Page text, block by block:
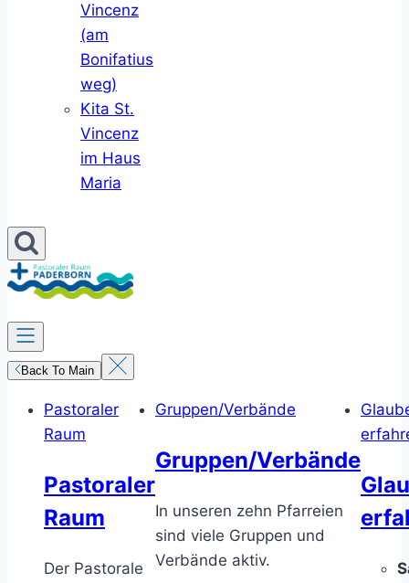
Vincenz
(am
Bonifatius
weg)
Kita St.
Vincenz
im Haus
Maria
Back To Main
Pastoraler
Raum
Pastoraler
Raum
Der Pastorale
Gruppen/Verbände
Gruppen/Verbände
In unseren zehn Pfarreien
sind viele Gruppen und
Verbände aktiv.